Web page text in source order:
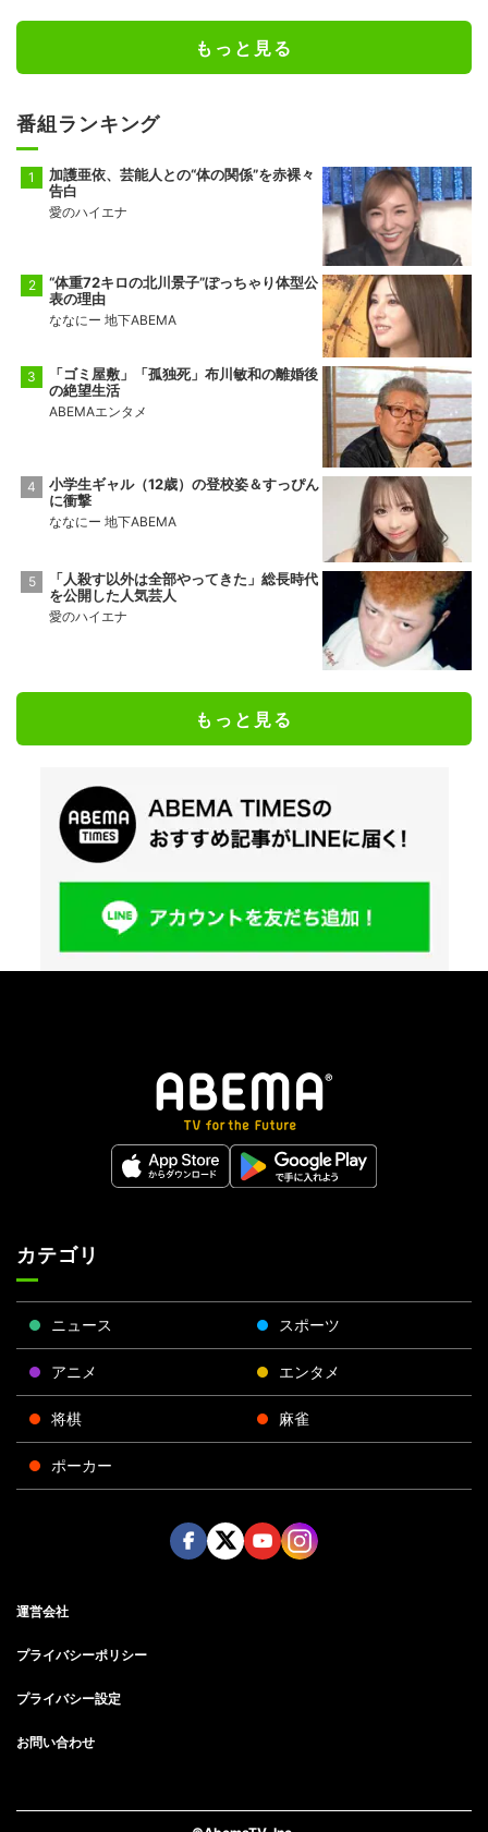
もっと見る
番組ランキング
加護亜依、芸能人との“体の関係”を赤裸々
告白
愛のハイエナ
“体重72キロの北川景子”ぽっちゃり体型公
表の理由
ななにー 地下ABEMA
「ゴミ屋敷」「孤独死」布川敏和の離婚後
の絶望生活
ABEMAエンタメ
小学生ギャル（12歳）の登校姿＆すっぴん
に衝撃
ななにー 地下ABEMA
「人殺す以外は全部やってきた」総長時代
を公開した人気芸人
愛のハイエナ
もっと見る
カテゴリ
ニュース スポーツ
アニメ エンタメ
将棋 麻雀
ポーカー
運営会社
プライバシーポリシー
プライバシー設定
お問い合わせ